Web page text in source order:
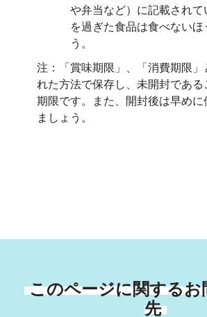
や弁当など）に記載され
を過ぎた食品は食べないほ
う。
注：「賞味期限」、「消費期限」
れた方法で保存し、未開封である
期限です。また、開封後は早めに
ましょう。
このページに関するお
先